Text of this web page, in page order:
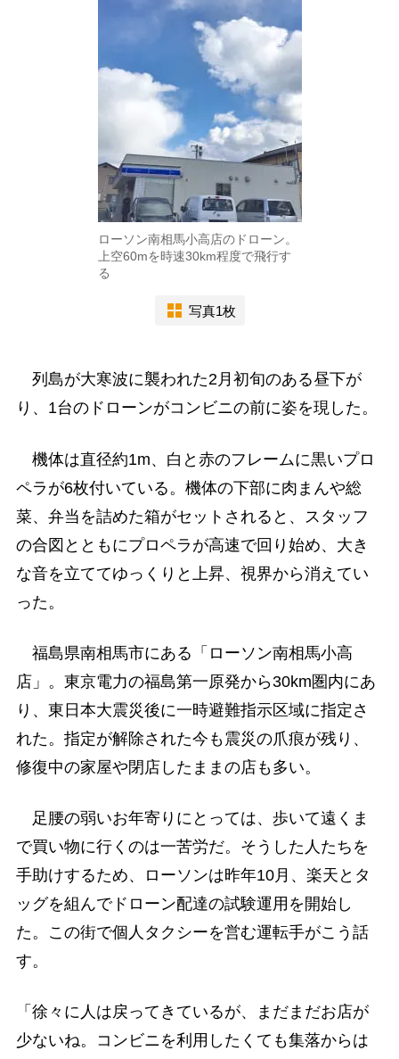
ローソン南相馬小高店のドローン。
上空60mを時速30km程度で飛行す
る
写真1枚
列島が大寒波に襲われた2月初旬のある昼下が
り、1台のドローンがコンビニの前に姿を現した。
機体は直径約1m、白と赤のフレームに黒いプロ
ペラが6枚付いている。機体の下部に肉まんや総
菜、弁当を詰めた箱がセットされると、スタッフ
の合図とともにプロペラが高速で回り始め、大き
な音を立ててゆっくりと上昇、視界から消えてい
った。
福島県南相馬市にある「ローソン南相馬小高
店」。東京電力の福島第一原発から30km圏内にあ
り、東日本大震災後に一時避難指示区域に指定さ
れた。指定が解除された今も震災の爪痕が残り、
修復中の家屋や閉店したままの店も多い。
足腰の弱いお年寄りにとっては、歩いて遠くま
で買い物に行くのは一苦労だ。そうした人たちを
手助けするため、ローソンは昨年10月、楽天とタ
ッグを組んでドローン配達の試験運用を開始し
た。この街で個人タクシーを営む運転手がこう話
す。
「徐々に人は戻ってきているが、まだまだお店が
少ないね。コンビニを利用したくても集落からは